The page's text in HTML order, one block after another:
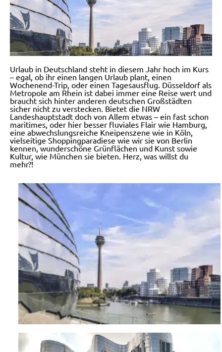
Urlaub in Deutschland steht in diesem Jahr hoch im Kurs
– egal, ob ihr einen langen Urlaub plant, einen
Wochenend-Trip, oder einen Tagesausflug. Düsseldorf als
Metropole am Rhein ist dabei immer eine Reise wert und
braucht sich hinter anderen deutschen Großstädten
sicher nicht zu verstecken. Bietet die NRW
Landeshauptstadt doch von Allem etwas – ein fast schon
maritimes, oder hier besser fluviales Flair wie Hamburg,
eine abwechslungsreiche Kneipenszene wie in Köln,
vielseitige Shoppingparadiese wie wir sie von Berlin
kennen, wunderschöne Grünflächen und Kunst sowie
Kultur, wie München sie bieten. Herz, was willst du
mehr?!